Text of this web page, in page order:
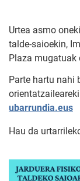
Urtea asmo
talde-saioekin,
Plaza mugatuak
Parte hartu nahi
ubarrundia.eus
Hau da